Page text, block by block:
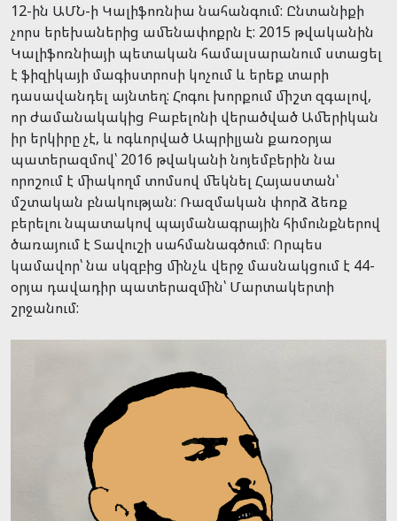
12-ին ԱՄՆ-ի Կալիֆոռնիա նահանգում: Ընտանիքի
չորս երեխաներից ամենափոքրն է: 2015 թվականին
Կալիֆոռնիայի պետական համալսարանում ստացել
է ֆիզիկայի մագիստրոսի կոչում և երեք տարի
դասավանդել այնտեղ: Հոգու խորքում միշտ զգալով,
որ ժամանակակից Բաբելոնի վերածված Ամերիկան
իր երկիրը չէ, և ոգևորված Ապրիլյան քառօրյա
պատերազմով՝ 2016 թվականի նոյեմբերին նա
որոշում է միակողմ տոմսով մեկնել Հայաստան՝
մշտական բնակության: Ռազմական փորձ ձեռք
բերելու նպատակով պայմանագրային հիմունքներով
ծառայում է Տավուշի սահմանագծում։ Որպես
կամավոր՝ նա սկզբից մինչև վերջ մասնակցում է 44-
օրյա դավադիր պատերազմին՝ Մարտակերտի
շրջանում: